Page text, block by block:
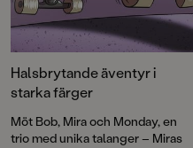
Halsbrytande äventyr i
starka färger
Möt Bob, Mira och Monday, en
trio med unika talanger – Miras